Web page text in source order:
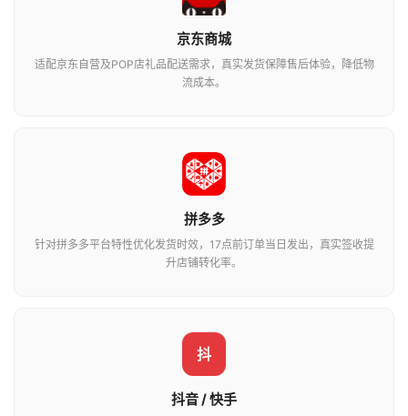
京东商城
适配京东自营及POP店礼品配送需求，真实发货保障售后体验，降低物
流成本。
拼多多
针对拼多多平台特性优化发货时效，17点前订单当日发出，真实签收提
升店铺转化率。
抖
抖音 / 快手